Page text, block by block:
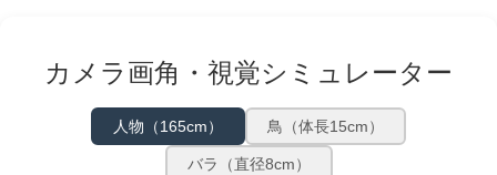
カメラ画角・視覚シミュレーター
人物（165cm） 鳥（体長15cm）
バラ（直径8cm）